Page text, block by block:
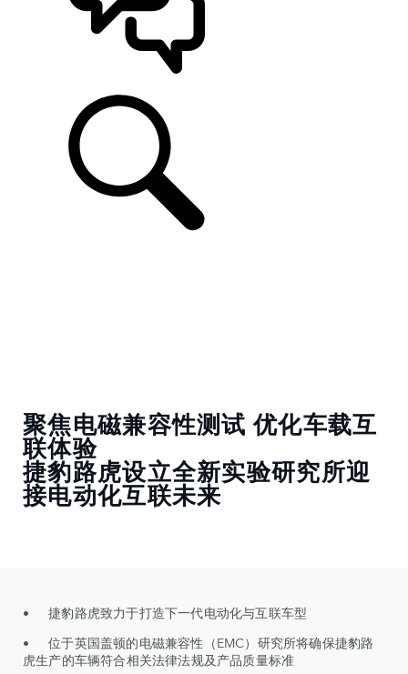
聚焦电磁兼容性测试 优化车载互
联体验
捷豹路虎设立全新实验研究所迎
接电动化互联未来
• 捷豹路虎致力于打造下一代电动化与互联车型
• 位于英国盖顿的电磁兼容性（EMC）研究所将确保捷豹路
虎生产的车辆符合相关法律法规及产品质量标准